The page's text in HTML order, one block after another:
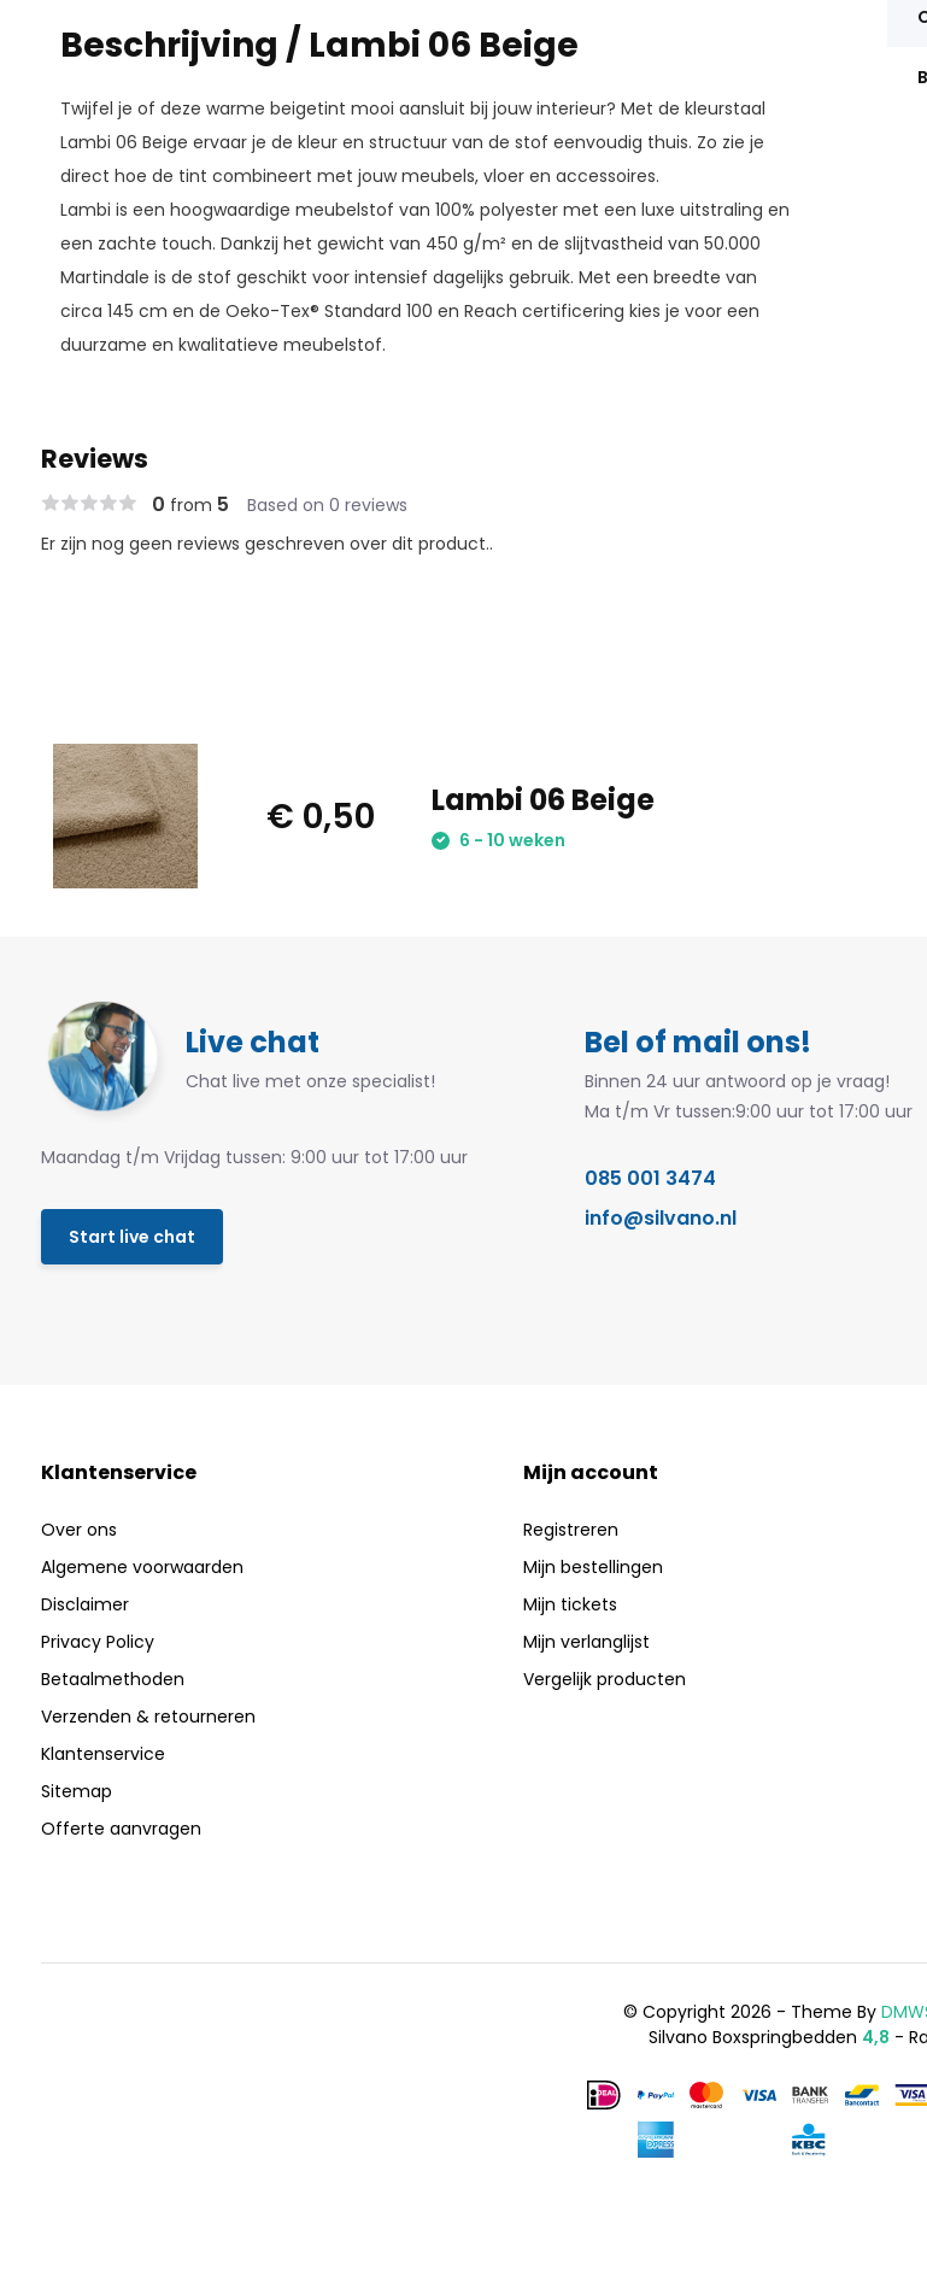
Beschrijving / Lambi 06 Beige
Twijfel je of deze warme beigetint mooi aansluit bij jouw interieur? Met de kleurstaal
Lambi 06 Beige ervaar je de kleur en structuur van de stof eenvoudig thuis. Zo zie je
direct hoe de tint combineert met jouw meubels, vloer en accessoires.
Lambi is een hoogwaardige meubelstof van 100% polyester met een luxe uitstraling en
een zachte touch. Dankzij het gewicht van 450 g/m² en de slijtvastheid van 50.000
Martindale is de stof geschikt voor intensief dagelijks gebruik. Met een breedte van
circa 145 cm en de Oeko-Tex® Standard 100 en Reach certificering kies je voor een
duurzame en kwalitatieve meubelstof.
Reviews
0 from 5 Based on 0 reviews
Er zijn nog geen reviews geschreven over dit product..
€ 0,50 Lambi 06 Beige
6 - 10 weken
Live chat
Chat live met onze specialist!
Maandag t/m Vrijdag tussen: 9:00 uur tot 17:00 uur
Start live chat
Bel of mail ons!
Binnen 24 uur antwoord op je vraag!
Ma t/m Vr tussen:9:00 uur tot 17:00 uur
085 001 3474
info@silvano.nl
Klantenservice
Over ons
Algemene voorwaarden
Disclaimer
Privacy Policy
Betaalmethoden
Verzenden & retourneren
Klantenservice
Sitemap
Offerte aanvragen
Mijn account
Registreren
Mijn bestellingen
Mijn tickets
Mijn verlanglijst
Vergelijk producten
© Copyright 2026 - Theme By
Silvano Boxspringbedden 4,8 -